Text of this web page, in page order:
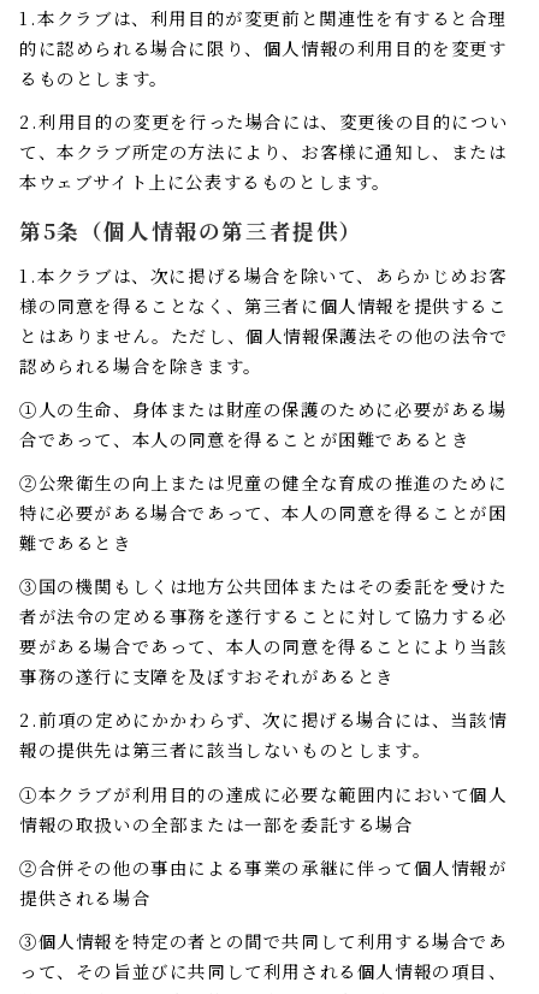
1.本クラブは、利用目的が変更前と関連性を有すると合理
的に認められる場合に限り、個人情報の利用目的を変更す
るものとします。
2.利用目的の変更を行った場合には、変更後の目的につい
て、本クラブ所定の方法により、お客様に通知し、または
本ウェブサイト上に公表するものとします。
第5条（個人情報の第三者提供）
1.本クラブは、次に掲げる場合を除いて、あらかじめお客
様の同意を得ることなく、第三者に個人情報を提供するこ
とはありません。ただし、個人情報保護法その他の法令で
認められる場合を除きます。
①人の生命、身体または財産の保護のために必要がある場
合であって、本人の同意を得ることが困難であるとき
②公衆衛生の向上または児童の健全な育成の推進のために
特に必要がある場合であって、本人の同意を得ることが困
難であるとき
③国の機関もしくは地方公共団体またはその委託を受けた
者が法令の定める事務を遂行することに対して協力する必
要がある場合であって、本人の同意を得ることにより当該
事務の遂行に支障を及ぼすおそれがあるとき
2.前項の定めにかかわらず、次に掲げる場合には、当該情
報の提供先は第三者に該当しないものとします。
①本クラブが利用目的の達成に必要な範囲内において個人
情報の取扱いの全部または一部を委託する場合
②合併その他の事由による事業の承継に伴って個人情報が
提供される場合
③個人情報を特定の者との間で共同して利用する場合であ
って、その旨並びに共同して利用される個人情報の項目、